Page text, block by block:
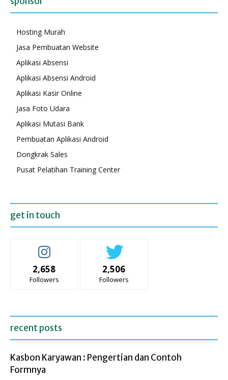
Hosting Murah
Jasa Pembuatan Website
Aplikasi Absensi
Aplikasi Absensi Android
Aplikasi Kasir Online
Jasa Foto Udara
Aplikasi Mutasi Bank
Pembuatan Aplikasi Android
Dongkrak Sales
Pusat Pelatihan Training Center
get in touch
2,658
Followers
2,506
Followers
recent posts
Kasbon Karyawan : Pengertian dan Contoh
Formnya